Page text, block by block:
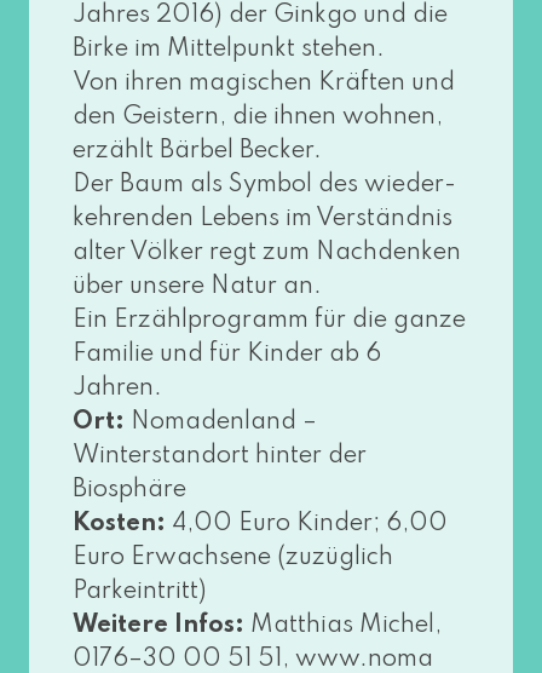
Jahres 2016) der Ginkgo und die
Birke im Mittelpunkt ste­hen.
Von ihren magi­schen Kräften und
den Geistern, die ihnen woh­nen,
erzählt Bärbel Becker.
Der Baum als Symbol des wie­der­
keh­ren­den Lebens im Verständnis
alter Völker regt zum Nachdenken
über unse­re Natur an.
Ein Erzählprogramm für die gan­ze
Familie und für Kinder ab 6
Jahren.
Ort: Nomadenland –
Winterstandort hin­ter der
Biosphäre
Kosten: 4,00 Euro Kinder; 6,00
Euro Erwachsene (zuzüg­lich
Parkeintritt)
Weitere Infos: Matthias Michel,
0176–30 00 51 51, www​.noma​